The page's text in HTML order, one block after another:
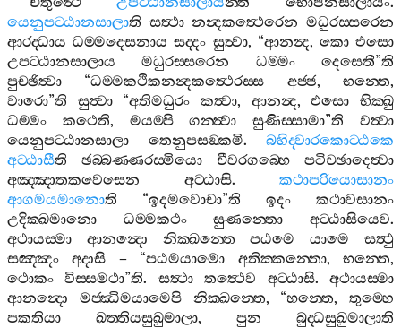
යෙනුපට‍්ඨානසාලාති සත්‍ථා නන්‍දකත්‍ථෙරෙන මධුරස‍්සරෙන
ආරද‍්ධාය ධම‍්මදෙසනාය සද‍්දං සුත්‍වා, “ආනන්‍ද, කො එසො
උපට‍්ඨානසාලාය
මධුරස‍්සරෙන ධම‍්මං දෙසෙතී”ති
පුච‍්ඡිත්‍වා “ධම‍්මකථිකනන්‍දකත්‍ථෙරස‍්ස අජ‍්ජ,භන‍්තෙ,
වාරො”ති සුත්‍වා“අතිමධුරං කත්‍වා, ආනන්‍ද,එසො
භික‍්ඛු
ධම‍්මං
කථෙති, මයම‍්පි ගන‍්ත්‍වා සුණිස‍්සාමා”ති
වත්‍වා
යෙනුපට‍්ඨානසාලා
තෙනුපසඞ‍්කමි. බහිද‍්වාරකොට‍්ඨකෙ
අට‍්ඨාසීති ඡබ‍්බණ‍්ණරස‍්මියො චීවරගබ‍්භෙ
පටිච‍්ඡාදෙත්‍වා
අඤ‍්ඤාතකවෙසෙන
අට‍්ඨාසි. කථාපරියොසානං
ආගමයමානොති “ඉදමවොචා”ති ඉදං
කථාවසානං
උදික‍්ඛමානො
ධම‍්මකථං සුණන‍්තො අට‍්ඨාසියෙව.
අථායස‍්මා
ආනන්‍දො නික‍්ඛන‍්තෙ පඨමෙ යාමෙ
සත්‍ථු
සඤ‍්ඤං
අදාසි – “පඨමයාමො අතික‍්කන‍්තො,භන‍්තෙ,
ථොකං
විස‍්සමථා”ති. සත්‍ථා තත්‍ථෙව අට‍්ඨාසි.අථායස‍්මා
ආනන්‍දො
මජ‍්ඣිමයාමෙපි නික‍්ඛන‍්තෙ, “භන‍්තෙ, තුම‍්හෙ
පකතියා
ඛත‍්තියසුඛුමාලා, පුන
බුද‍්ධසුඛුමාලාති